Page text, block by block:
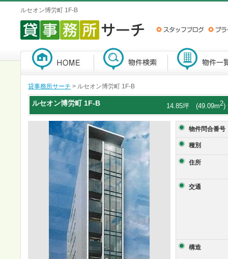
ルセオン博労町 1F-B
貸事務所サーチ > ルセオン博労町 1F-B
ルセオン博労町1F-B 14.85坪 (49.09m2)
物件問合番号
種別
住所
交通
構造